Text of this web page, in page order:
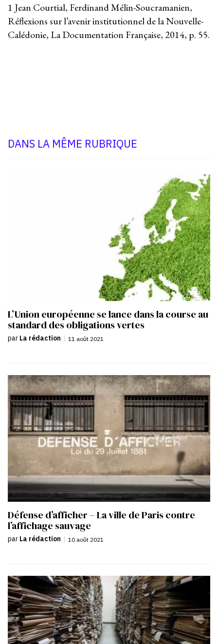
1 Jean Courtial, Ferdinand Mélin-Soucramanien,
Réflexions sur l’avenir institutionnel de la Nouvelle-
Calédonie, La Documentation Française, 2014, p. 55.
DANS LA MÊME RUBRIQUE
L’Union européenne se lance dans la course au
standard des obligations vertes
par La rédaction | 11 août 2021
Défense d’afficher – La ville de Paris contre
l’affichage sauvage
par La rédaction | 10 août 2021